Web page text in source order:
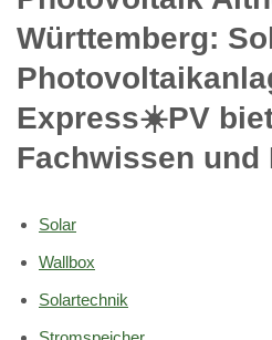
Württemberg:
Express☀️PV️
Fachwissen und
Solar
Wallbox
Solartechnik